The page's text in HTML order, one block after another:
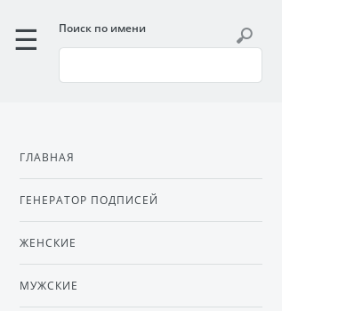
Поиск по имени
ГЛАВНАЯ
ГЕНЕРАТОР ПОДПИСЕЙ
ЖЕНСКИЕ
МУЖСКИЕ